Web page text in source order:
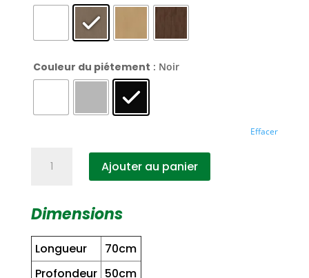
Couleur du piétement : Noir
Effacer
Diamant
Ajouter au panier
Dimensions
Longueur
70cm
Profondeur 50cm